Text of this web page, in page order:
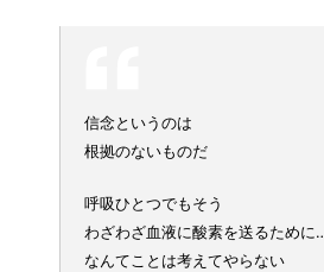
信念というのは
根拠のないものだ
呼吸ひとつでもそう
わざわざ血液に酸素を送るために‥
なんてことは考えてやらない